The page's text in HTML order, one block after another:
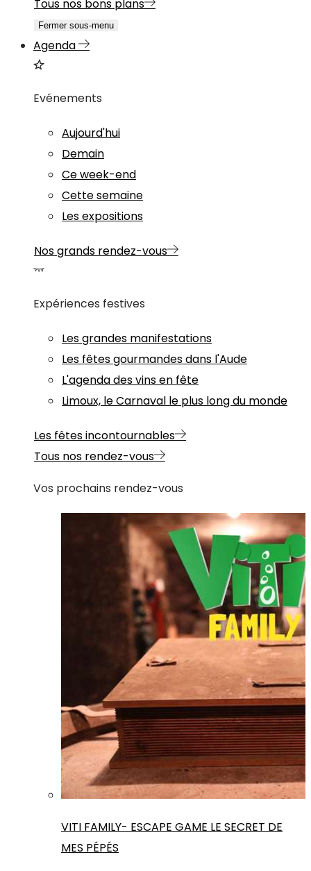
Tous nos bons plans
Fermer sous-menu
Agenda
Evénements
Aujourd'hui
Demain
Ce week-end
Cette semaine
Les expositions
Nos grands rendez-vous
Expériences festives
Les grandes manifestations
Les fêtes gourmandes dans l'Aude
L'agenda des vins en fête
Limoux, le Carnaval le plus long du monde
Les fêtes incontournables
Tous nos rendez-vous
Vos prochains rendez-vous
VITI FAMILY- ESCAPE GAME LE SECRET DE
MES PÉPÉS